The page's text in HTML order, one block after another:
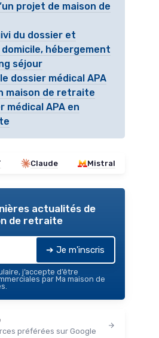
projet de maison de
du dossier et
hébergement
séjour
dossier médical APA
maison de retraite
médical APA en
Claude Mistral
actualités de
de retraite
➔ Je m'inscris
j’accepte d’être
par Ma maison de
préférées sur Google